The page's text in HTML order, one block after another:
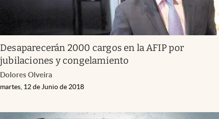
Eventos Corporativos
El Cronista Studio
Mediakit
abre en nueva pestaña
Argentina
Desaparecerán 2000 cargos en la AFIP por
jubilaciones y congelamiento
Dolores Olveira
martes, 12 de Junio de 2018